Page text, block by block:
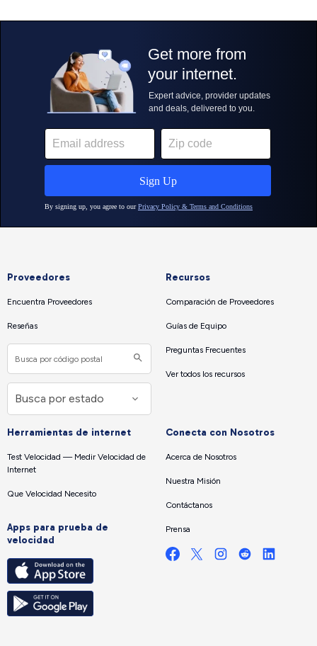
Proveedores
Encuentra Proveedores
Reseñas
Recursos
Comparación de Proveedores
Guías de Equipo
Preguntas Frecuentes
Ver todos los recursos
Herramientas de internet
Test Velocidad — Medir Velocidad de
Internet
Que Velocidad Necesito
Apps para prueba de
velocidad
Conecta con Nosotros
Acerca de Nosotros
Nuestra Misión
Contáctanos
Prensa